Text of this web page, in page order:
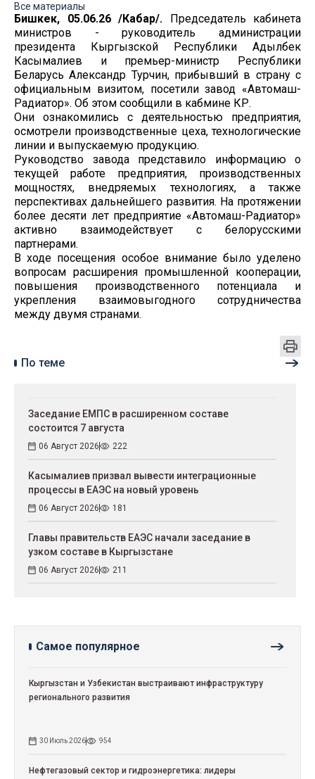
Все материалы
Бишкек, 05.06.26 /Кабар/. Председатель кабинета
министров - руководитель администрации
президента Кыргызской Республики Адылбек
Касымалиев и премьер-министр Республики
Беларусь Александр Турчин, прибывший в страну с
официальным визитом, посетили завод «Автомаш-
Радиатор». Об этом сообщили в кабмине КР.
Они ознакомились с деятельностью предприятия,
осмотрели производственные цеха, технологические
линии и выпускаемую продукцию.
Руководство завода представило информацию о
текущей работе предприятия, производственных
мощностях, внедряемых технологиях, а также
перспективах дальнейшего развития. На протяжении
более десяти лет предприятие «Автомаш-Радиатор»
активно взаимодействует с белорусскими
партнерами.
В ходе посещения особое внимание было уделено
вопросам расширения промышленной кооперации,
повышения производственного потенциала и
укрепления взаимовыгодного сотрудничества
между двумя странами.
По теме
Заседание ЕМПС в расширенном составе
состоится 7 августа
06 Август 2026 222
Касымалиев призвал вывести интеграционные
процессы в ЕАЭС на новый уровень
06 Август 2026 181
Главы правительств ЕАЭС начали заседание в
узком составе в Кыргызстане
06 Август 2026 211
Самое популярное
Кыргызстан и Узбекистан выстраивают инфраструктуру
регионального развития
30 Июль 2026 954
Нефтегазовый сектор и гидроэнергетика: лидеры